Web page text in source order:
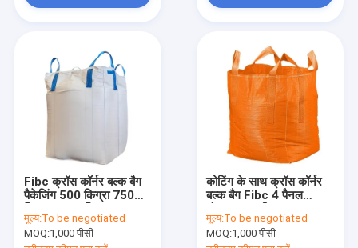
Fibc क्रॉस कॉर्नर बल्क बैग
पैकेजिंग 500 किग्रा 750
अनुकूलित:
मूल्य:To be negotiated
MOQ:1,000 पीसी
कोटिंग के साथ क्रॉस कॉर्नर
बल्क बैग Fibc 4 पैनल
मूल्य:To be negotiated
MOQ:1,000 पीसी